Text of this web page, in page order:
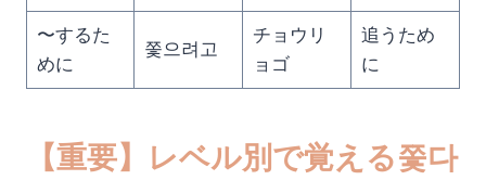
〜するた
めに
쫓으려고
チョウリ
ョゴ
追うため
に
【重要】レベル別で覚える쫓다